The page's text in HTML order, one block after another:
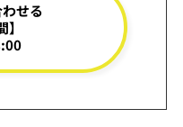
せる
】